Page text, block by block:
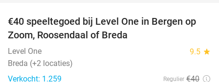
50%
€40 speeltegoed bij Level One in Bergen op
Zoom, Roosendaal of Breda
Level One 9.5 star
Breda (+2 locaties)
Verkocht: 1.259
Regulier €40